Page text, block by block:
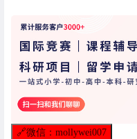
🔗微信：mollywei007